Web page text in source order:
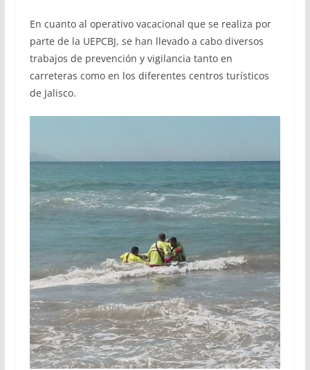
En cuanto al operativo vacacional que se realiza por
parte de la UEPCBJ, se han llevado a cabo diversos
trabajos de prevención y vigilancia tanto en
carreteras como en los diferentes centros turísticos
de Jalisco.